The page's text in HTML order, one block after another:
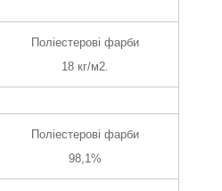
Поліестерові фарби
18 кг/м2.
Поліестерові фарби
98,1%